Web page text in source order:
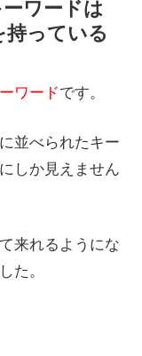
ワードは
っている
ワードです。
並べられたキー
しか見えません
来れるようにな
た。